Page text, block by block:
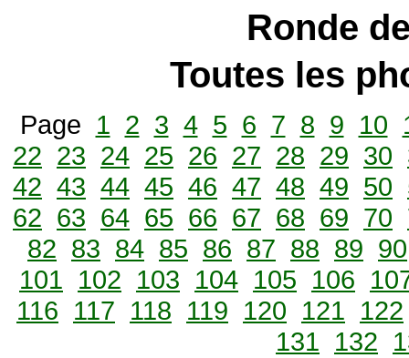
Ronde
Toutes les
Page 1 2 3 4 5 6 7 8 9 10
22 23 24 25 26 27 28 29 30
42 43 44 45 46 47 48 49 50
62 63 64 65 66 67 68 69 70
82 83 84 85 86 87 88 89 90
101 102 103 104 105 106
116 117 118 119 120 121 122
131 132